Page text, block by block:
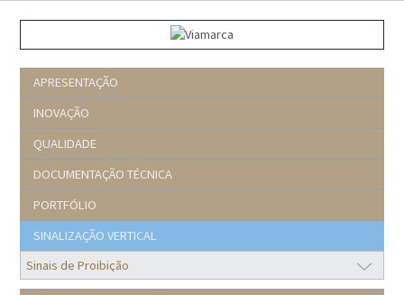
APRESENTAÇÃO
INOVAÇÃO
QUALIDADE
DOCUMENTAÇÃO TÉCNICA
PORTFÓLIO
SINALIZAÇÃO VERTICAL